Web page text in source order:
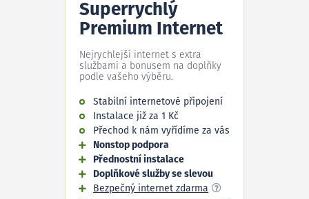
Superrychlý
Premium Internet
Nejrychlejší internet s extra
službami a bonusem na doplňky
podle vašeho výběru.
Stabilní internetové připojení
Instalace již za 1 Kč
Přechod k nám vyřídíme za vás
Nonstop podpora
Přednostní instalace
Doplňkové služby se slevou
Bezpečný internet zdarma